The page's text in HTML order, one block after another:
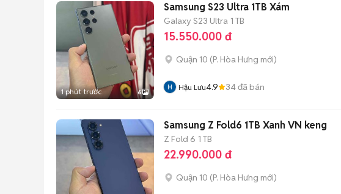
1 phút trước 6
Samsung S23 Ultra 1TB Xám
Galaxy S23 Ultra 1 TB
15.550.000 đ
Quận 10 (P. Hòa Hưng mới)
Hậu Lưu4.9 34đã bán
Samsung Z Fold6 1TB Xanh VN keng
Z Fold 6 1 TB
22.990.000 đ
Quận 10 (P. Hòa Hưng mới)